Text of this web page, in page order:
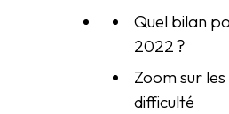
Quel bilan
2022 ?
Zoom sur
difficulté